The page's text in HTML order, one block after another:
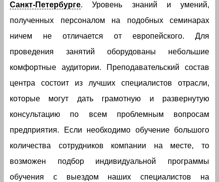
Санкт-Петербурге. Уровень знаний и умений,
полученных персоналом на подобных семинарах
ничем не отличается от европейского. Для
проведения занятий оборудованы небольшие
комфортные аудитории. Преподавательский состав
центра состоит из лучших специалистов отрасли,
которые могут дать грамотную и развернутую
консультацию по всем проблемным вопросам
предприятия. Если необходимо обучение большого
количества сотрудников компании на месте, то
возможен подбор индивидуальной программы
обучения с выездом наших специалистов на